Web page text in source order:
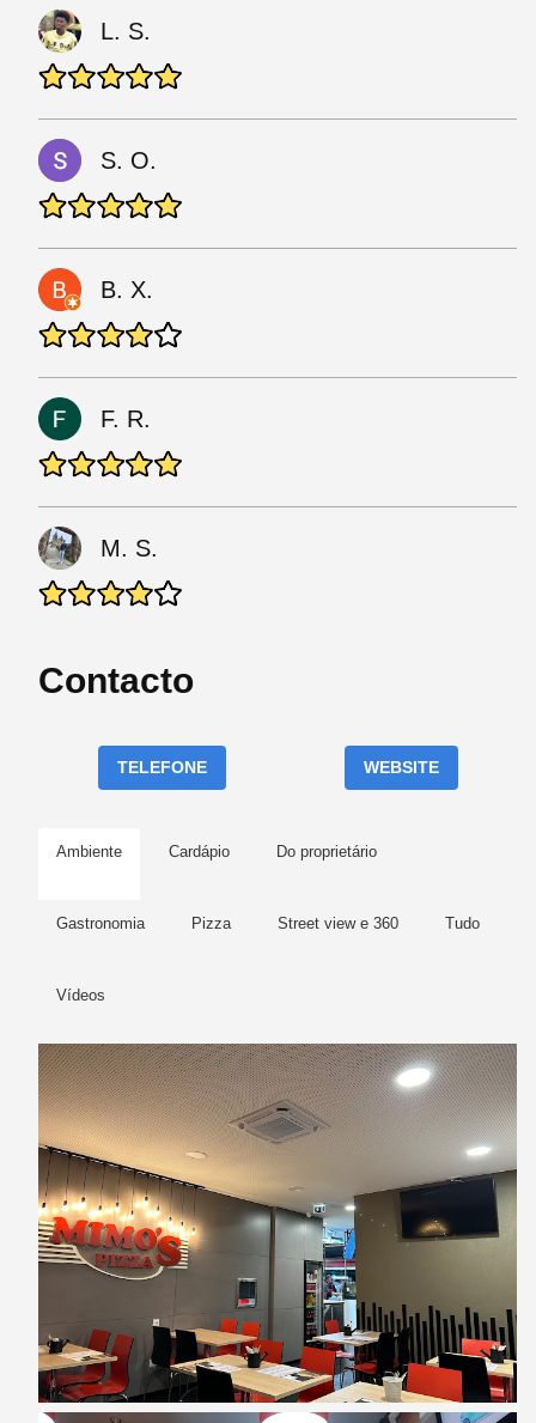
L. S.
S. O.
B. X.
F. R.
M. S.
Contacto
TELEFONE WEBSITE
Ambiente Cardápio Do proprietário
Gastronomia Pizza Street view e 360 Tudo
Vídeos